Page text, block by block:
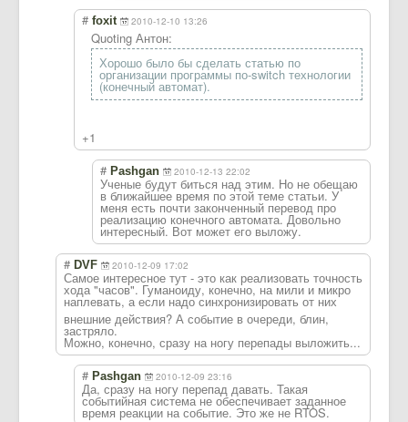
# foxit 2010-12-10 13:26
Quoting Антон:
Хорошо было бы сделать статью по
организации программы по-switch технологии
(конечный автомат).
+1
# Pashgan 2010-12-13 22:02
Ученые будут биться над этим. Но не обещаю
в ближайшее время по этой теме статьи. У
меня есть почти законченный перевод про
реализацию конечного автомата. Довольно
интересный. Вот может его выложу.
# DVF 2010-12-09 17:02
Самое интересное тут - это как реализовать точность
хода "часов". Гуманоиду, конечно, на мили и микро
наплевать, а если надо синхронизировать от них
внешние действия? А событие в очереди, блин,
застряло.
Можно, конечно, сразу на ногу перепады выложить...
# Pashgan 2010-12-09 23:16
Да, сразу на ногу перепад давать. Такая
событийная система не обеспечивает заданное
время реакции на событие. Это же не RTOS.